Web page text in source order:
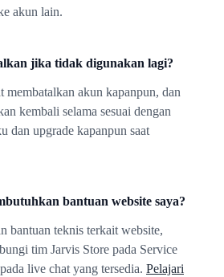
akun lain.
jika tidak digunakan lagi?
membatalkan akun kapanpun, dan
kembali selama sesuai dengan
dan upgrade kapanpun saat
bantuan website saya?
bantuan teknis terkait website,
tim Jarvis Store pada Service
live chat yang tersedia. Pelajari